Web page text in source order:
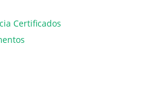
Certificados